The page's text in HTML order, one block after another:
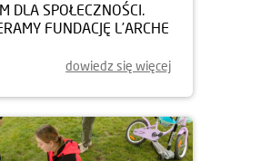
DLA SPOŁECZNOŚCI.
FUNDACJĘ L’ARCHE
dowiedz się więcej